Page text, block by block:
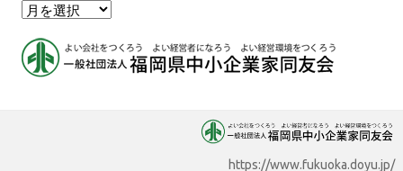
https://www.fukuoka.doyu.jp/